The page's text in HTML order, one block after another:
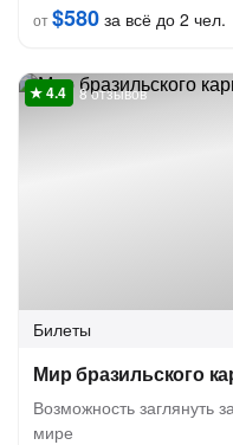
от$580 за всё до 2 чел.
8 отзывов
Билеты
Мир бразильского
Возможность заглянуть
мире